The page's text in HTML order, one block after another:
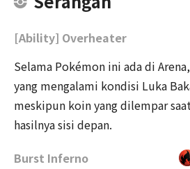
[Ability] Overheater
Selama Pokémon ini ada di
yang mengalami kondisi Luka
meskipun koin yang dilempar
hasilnya sisi depan.
Burst Inferno